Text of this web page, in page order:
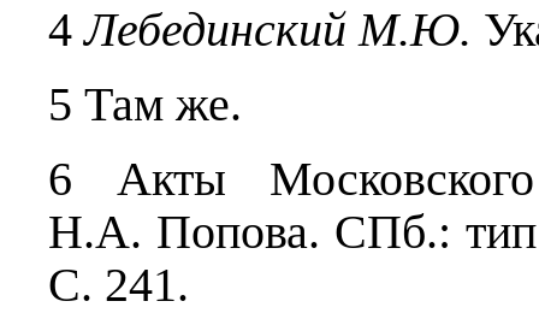
4Лебединский М.Ю.
5 Там же.
6 Акты
Н.А. Попова. СПб.:
С. 241.